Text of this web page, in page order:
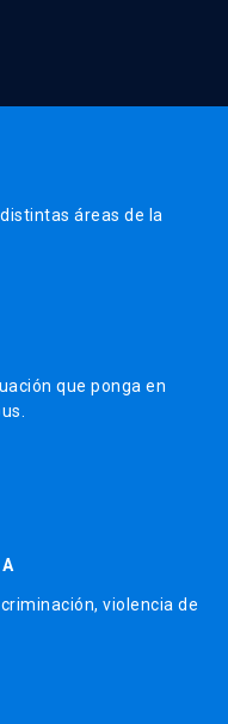
áreas de la
que ponga en
violencia de